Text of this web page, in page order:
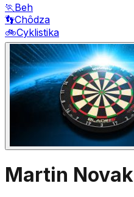
🏃Beh
👣Chôdza
🚲Cyklistika
Martin Novak